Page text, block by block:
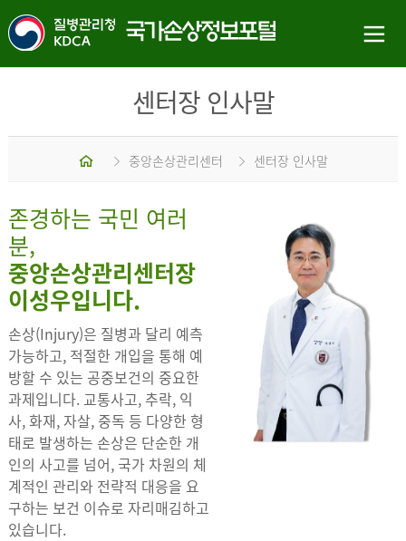
센터장 인사말
중앙손상관리센터 센터장 인사말
존경하는 국민 여러
분,
중앙손상관리센터장
이성우입니다.
손상(Injury)은 질병과 달리 예측
가능하고, 적절한 개입을 통해 예
방할 수 있는 공중보건의 중요한
과제입니다. 교통사고, 추락, 익
사, 화재, 자살, 중독 등 다양한 형
태로 발생하는 손상은 단순한 개
인의 사고를 넘어, 국가 차원의 체
계적인 관리와 전략적 대응을 요
구하는 보건 이슈로 자리매김하고
있습니다.